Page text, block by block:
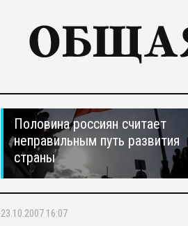
Половина россиян считает
неправильным путь развития
страны
23.10.2007 16:07